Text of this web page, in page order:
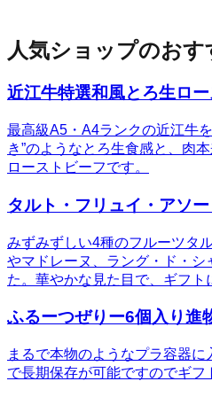
人気ショップのおす
近江牛特選和風とろ生ロ
最高級A5・A4ランクの近江牛
き”のようなとろ生食感と、肉
ローストビーフです。
タルト・フリュイ・アソー
みずみずしい4種のフルーツタ
やマドレーヌ、ラング・ド・シ
た。華やかな見た目で、ギフト
ふるーつぜりー6個入り進
まるで本物のようなプラ容器
で長期保存が可能ですのでギフ